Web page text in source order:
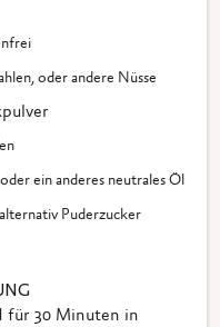
oder andere Nüsse
ein anderes neutrales Öl
Puderzucker
für 30 Minuten in